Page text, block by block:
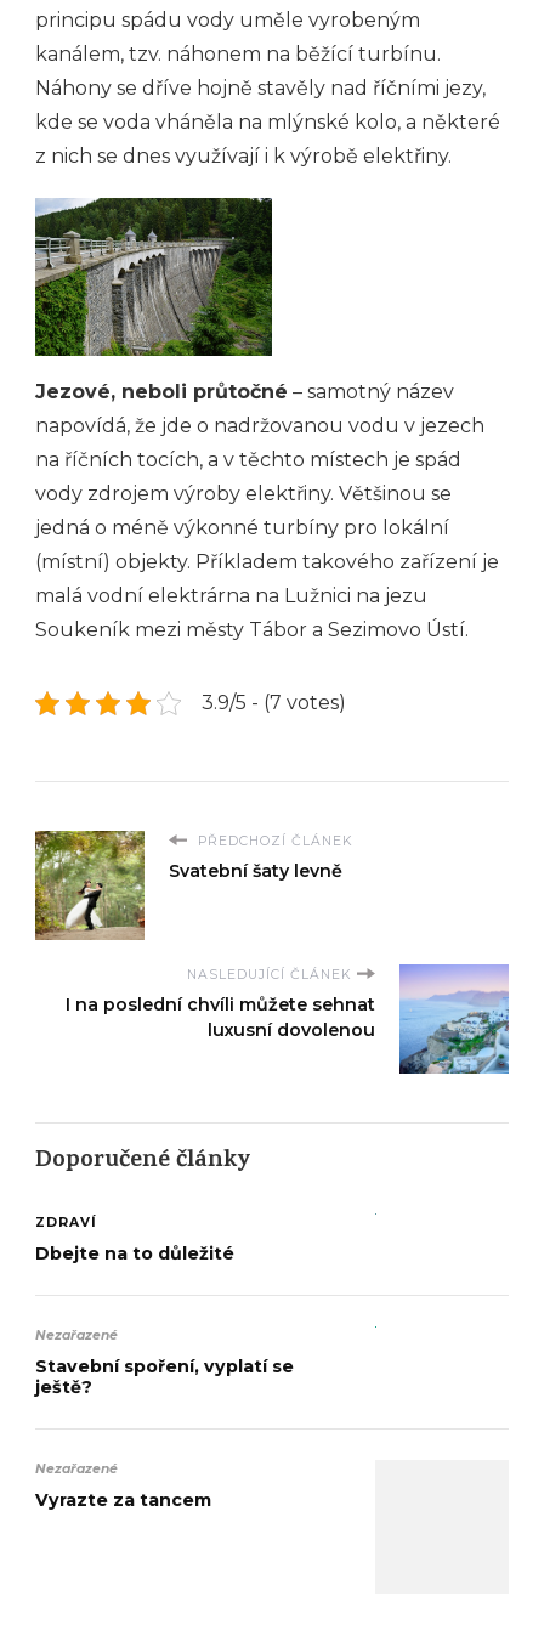
principu spádu vody uměle vyrobeným
kanálem, tzv. náhonem na běžící turbínu.
Náhony se dříve hojně stavěly nad říčními jezy,
kde se voda vháněla na mlýnské kolo, a některé
z nich se dnes využívají i k výrobě elektřiny.
Jezové, neboli průtočné – samotný název
napovídá, že jde o nadržovanou vodu v jezech
na říčních tocích, a v těchto místech je spád
vody zdrojem výroby elektřiny. Většinou se
jedná o méně výkonné turbíny pro lokální
(místní) objekty. Příkladem takového zařízení je
malá vodní elektrárna na Lužnici na jezu
Soukeník mezi městy Tábor a Sezimovo Ústí.
3.9/5 - (7 votes)
PŘEDCHOZÍ ČLÁNEK
Svatební šaty levně
NASLEDUJÍCÍ ČLÁNEK
I na poslední chvíli můžete sehnat
luxusní dovolenou
Doporučené články
ZDRAVÍ
Dbejte na to důležité
Nezařazené
Stavební spoření, vyplatí se
ještě?
Nezařazené
Vyrazte za tancem